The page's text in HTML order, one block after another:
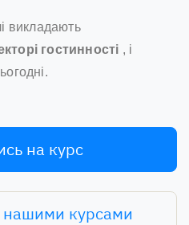
викладають
гостинності , і
на курс
нашими курсами